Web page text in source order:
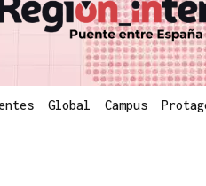
Global Campus